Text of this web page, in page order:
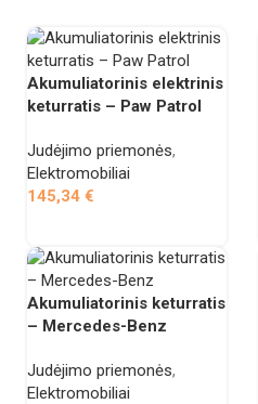
Akumuliatorinis elektrinis
keturratis – Paw Patrol
Judėjimo priemonės,
Elektromobiliai
145,34 €
Akumuliatorinis keturratis
– Mercedes-Benz
Judėjimo priemonės,
Elektromobiliai